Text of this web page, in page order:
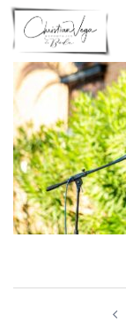
Saltar
contenido